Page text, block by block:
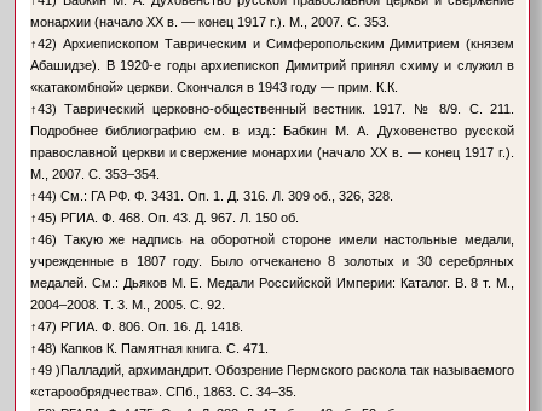
монархии (начало XX в. — конец 1917 г.). М., 2007. С. 353.
↑42) Архиепископом Таврическим и Симферопольским Димитрием (князем
Абашидзе). В 1920-е годы архиепископ Димитрий принял схиму и служил в
«катакомбной» церкви. Скончался в 1943 году — прим. К.К.
↑43) Таврический церковно-общественный вестник. 1917. № 8/9. С. 211.
Подробнее библиографию см. в изд.: Бабкин М. А. Духовенство русской
православной церкви и свержение монархии (начало XX в. — конец 1917 г.).
М., 2007. С. 353–354.
↑44) См.: ГА РФ. Ф. 3431. Оп. 1. Д. 316. Л. 309 об., 326, 328.
↑45) РГИА. Ф. 468. Оп. 43. Д. 967. Л. 150 об.
↑46) Такую же надпись на оборотной стороне имели настольные медали,
учрежденные в 1807 году. Было отчеканено 8 золотых и 30 серебряных
медалей. См.: Дьяков М. Е. Медали Российской Империи: Каталог. В. 8 т. М.,
2004–2008. Т. 3. М., 2005. С. 92.
↑47) РГИА. Ф. 806. Оп. 16. Д. 1418.
↑48) Капков К. Памятная книга. С. 471.
↑49 )Палладий, архимандрит. Обозрение Пермского раскола так называемого
«старообрядчества». СПб., 1863. С. 34–35.